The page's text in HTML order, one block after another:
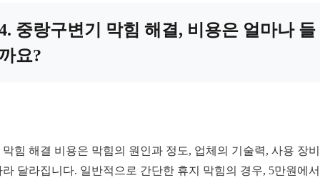
중랑구변기 막힘 해결, 비용은 얼마나 들
요?
막힘 해결 비용은 막힘의 원인과 정도, 업체의 기술력, 사용 장
라 달라집니다. 일반적으로 간단한 휴지 막힘의 경우, 5만원에